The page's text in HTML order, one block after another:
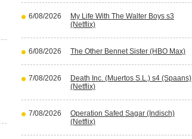
6/08/2026
My Life With The Walter Boys s3
(Netflix)
6/08/2026 The Other Bennet Sister (HBO Max)
7/08/2026
Death Inc. (Muertos S.L.) s4 (Spaans)
(Netflix)
7/08/2026
Operation Safed Sagar (Indisch)
(Netflix)